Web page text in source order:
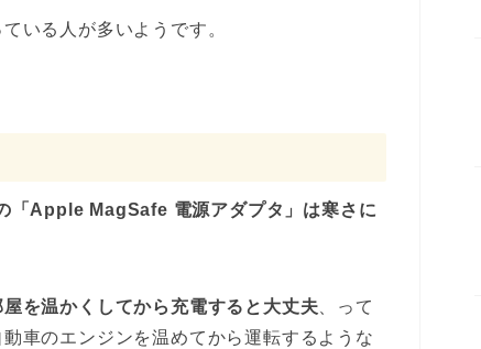
いる人が多いようです。
「Apple MagSafe 電源アダプタ」は寒さに
屋を温かくしてから充電すると大丈夫 、って
車のエンジンを温めてから運転するような